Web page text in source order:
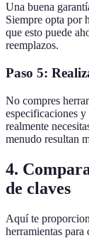
Una buena
Siempre opta por
que esto puede
reemplazos.
Paso 5:
No compres
especificaciones
realmente
menudo resultan
4.
de claves
Aquí te
herramientas para